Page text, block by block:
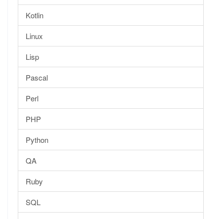
Kotlin
Linux
Lisp
Pascal
Perl
PHP
Python
QA
Ruby
SQL